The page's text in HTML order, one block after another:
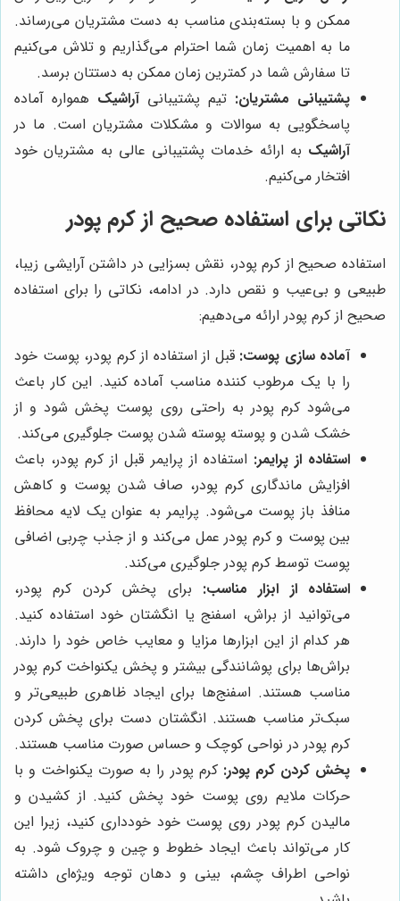
ممکن و با بسته‌بندی مناسب به دست مشتریان می‌رساند.
ما به اهمیت زمان شما احترام می‌گذاریم و تلاش می‌کنیم
تا سفارش شما در کمترین زمان ممکن به دستتان برسد.
پشتیبانی مشتریان: تیم پشتیبانیآراشیک همواره آماده
پاسخگویی به سوالات و مشکلات مشتریان است. ما در
آراشیک به ارائه خدمات پشتیبانی عالی به مشتریان خود
افتخار می‌کنیم.
نکاتی برای استفاده صحیح از کرم پودر
استفاده صحیح از کرم پودر، نقش بسزایی در داشتن آرایشی زیبا،
طبیعی و بی‌عیب و نقص دارد. در ادامه، نکاتی را برای استفاده
صحیح از کرم پودر ارائه می‌دهیم:
آماده سازی پوست: قبل از استفاده از کرم پودر، پوست خود
را با یک مرطوب کننده مناسب آماده کنید. این کار باعث
می‌شود کرم پودر به راحتی روی پوست پخش شود و از
خشک شدن و پوسته پوسته شدن پوست جلوگیری می‌کند.
استفاده از پرایمر: استفاده از پرایمر قبل از کرم پودر، باعث
افزایش ماندگاری کرم پودر، صاف شدن پوست و کاهش
منافذ باز پوست می‌شود. پرایمر به عنوان یک لایه محافظ
بین پوست و کرم پودر عمل می‌کند و از جذب چربی اضافی
پوست توسط کرم پودر جلوگیری می‌کند.
استفاده از ابزار مناسب: برای پخش کردن کرم پودر،
می‌توانید از براش، اسفنج یا انگشتان خود استفاده کنید.
هر کدام از این ابزارها مزایا و معایب خاص خود را دارند.
براش‌ها برای پوشانندگی بیشتر و پخش یکنواخت کرم پودر
مناسب هستند. اسفنج‌ها برای ایجاد ظاهری طبیعی‌تر و
سبک‌تر مناسب هستند. انگشتان دست برای پخش کردن
کرم پودر در نواحی کوچک و حساس صورت مناسب هستند.
پخش کردن کرم پودر: کرم پودر را به صورت یکنواخت و با
حرکات ملایم روی پوست خود پخش کنید. از کشیدن و
مالیدن کرم پودر روی پوست خود خودداری کنید، زیرا این
کار می‌تواند باعث ایجاد خطوط و چین و چروک شود. به
نواحی اطراف چشم، بینی و دهان توجه ویژه‌ای داشته